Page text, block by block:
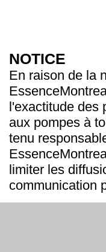
NOTICE
En raison de la
l'exactitude
aux pompes à
tenu
limiter les
communication